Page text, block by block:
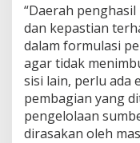
“Daerah
dan kepastian
dalam formulasi
agar tidak
sisi lain, perlu ada
pembagian yang
pengelolaan
dirasakan oleh